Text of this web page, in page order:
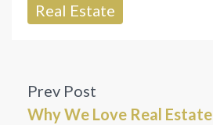
Real Estate
Prev Post
Why We Love Real Estate